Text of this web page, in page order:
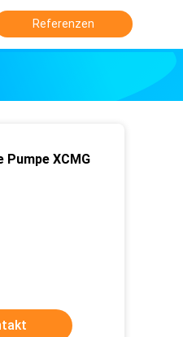
Referenzen
Pumpe XCMG